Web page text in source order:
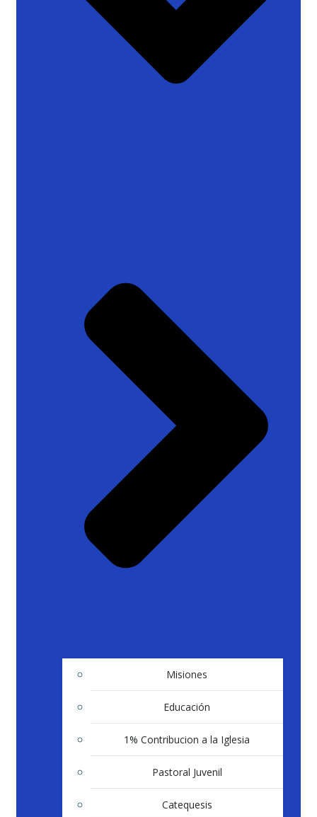
Misiones
Educación
1% Contribucion a la Iglesia
Pastoral Juvenil
Catequesis